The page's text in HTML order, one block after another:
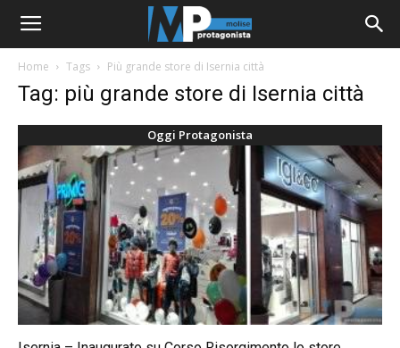
Home Tags Più grande store di Isernia città
Tag: più grande store di Isernia città
Oggi Protagonista